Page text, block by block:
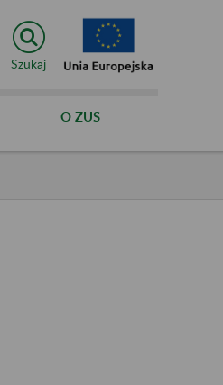
Szukaj
O ZUS